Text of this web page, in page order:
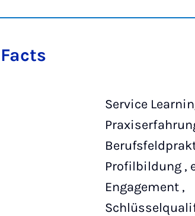
Service
Profilbildung ,
Engagement ,